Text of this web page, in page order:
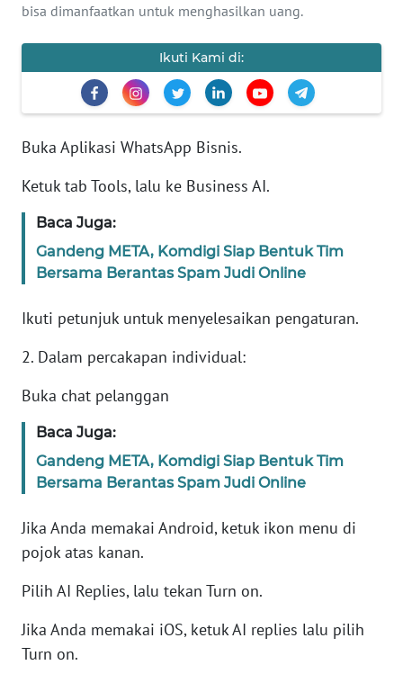
bisa dimanfaatkan untuk menghasilkan uang.
Ikuti Kami di:
Buka Aplikasi WhatsApp Bisnis.
Ketuk tab Tools, lalu ke Business AI.
Baca Juga:
Gandeng META, Komdigi Siap Bentuk Tim
Bersama Berantas Spam Judi Online
Ikuti petunjuk untuk menyelesaikan pengaturan.
2. Dalam percakapan individual:
Buka chat pelanggan
Baca Juga:
Gandeng META, Komdigi Siap Bentuk Tim
Bersama Berantas Spam Judi Online
Jika Anda memakai Android, ketuk ikon menu di
pojok atas kanan.
Pilih AI Replies, lalu tekan Turn on.
Jika Anda memakai iOS, ketuk AI replies lalu pilih
Turn on.
OLAHRAGA
EDITORIAL
Informasi
INDEKS
KONTAK
KAMI
INFO
TENTANG
KAMI
PEDOMAN
MEDIA
KARIR